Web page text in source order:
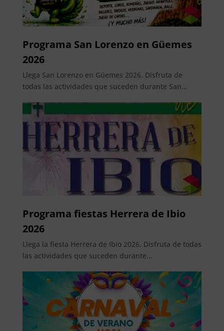
Programa San Lorenzo en Güemes
2026
Llega San Lorenzo en Güemes 2026. Disfruta de
todas las actividades que suceden durante San...
Programa fiestas Herrera de Ibio
2026
Llega la fiesta Herrera de Ibio 2026. Disfruta de todas
las actividades que suceden durante...